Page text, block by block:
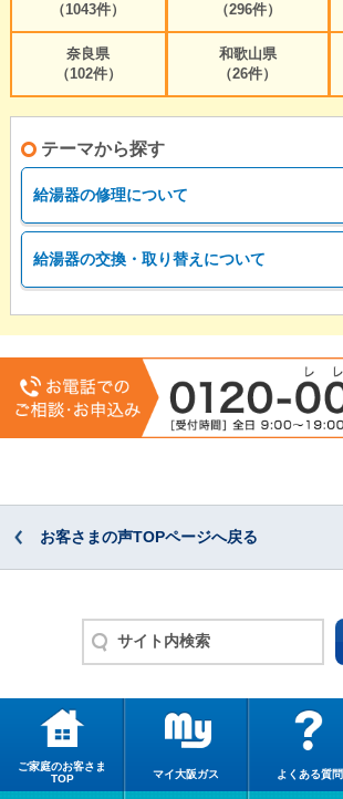
（1043件）
（296件）
奈良県
（102件）
和歌山県
（26件）
テーマから探す
給湯器の修理について
給湯器の交換・取り替えについて
お客さまの声TOPページへ戻る
ご家庭のお客さま
TOP
マイ大阪ガス よくある質問